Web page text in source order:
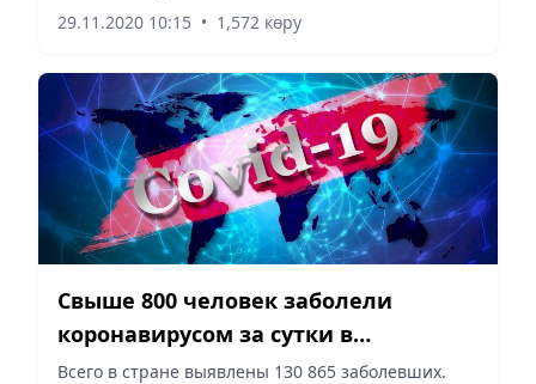
29.11.2020 10:15 • 1,572 көру
Свыше 800 человек заболели
коронавирусом за сутки в
Казахстане
Всего в стране выявлены 130 865 заболевших.